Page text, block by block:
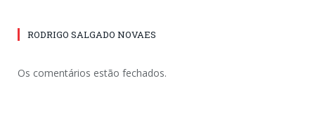
RODRIGO SALGADO NOVAES
Os comentários estão fechados.